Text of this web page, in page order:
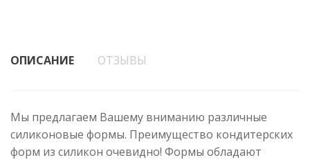
ОПИСАНИЕ ОТЗЫВЫ
Мы предлагаем Вашему вниманию различные
силиконовые формы. Преимущество кондитерских
форм из силикон очевидно! Формы обладают